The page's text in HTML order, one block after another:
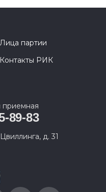
Лица партии
Контакты РИК
89-83
д. 31